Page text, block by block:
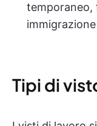
temporaneo,
Tipi di